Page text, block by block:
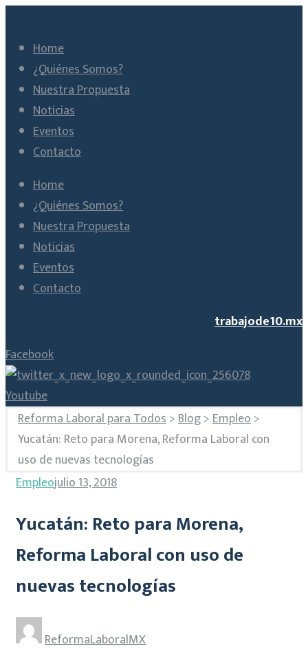
Home
¿Quiénes Somos?
Nuestra Propuesta
Noticias
Eventos
Contacto
Home
¿Quiénes Somos?
Nuestra Propuesta
Noticias
Eventos
Contacto
trabajode10.mx
Facebook
Youtube
Reforma Laboral para Todos>Blog>Empleo>
Yucatán: Reto para Morena, Reforma Laboral con
uso de nuevas tecnologías
Empleojulio 13, 2018
Yucatán: Reto para Morena,
Reforma Laboral con uso de
nuevas tecnologías
ReformaLaboralMX